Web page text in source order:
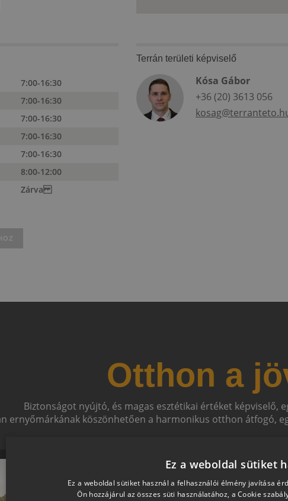
7:00-16:30
7:00-16:30
7:00-16:30
7:00-16:30
7:00-16:30
8:00-12:00
Zárva
Terrán területi képviselő
Kósa Gábor
+36 (20) 3613 056
Otthon a
Biztonságot nyújtó, és magas esztétikai értéket képviselő,
ernyőmárkának köszönhetően a harmonikus otthon átfogó,
Ez a weboldal sütiket
Ez a weboldal sütiket használ a felhasználói élmény javítása
Ön hozzájárul az összes süti használatához, a Cookie